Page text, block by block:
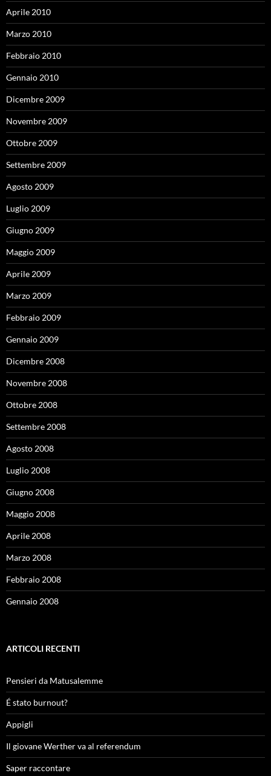
Aprile 2010
Marzo 2010
Febbraio 2010
Gennaio 2010
Dicembre 2009
Novembre 2009
Ottobre 2009
Settembre 2009
Agosto 2009
Luglio 2009
Giugno 2009
Maggio 2009
Aprile 2009
Marzo 2009
Febbraio 2009
Gennaio 2009
Dicembre 2008
Novembre 2008
Ottobre 2008
Settembre 2008
Agosto 2008
Luglio 2008
Giugno 2008
Maggio 2008
Aprile 2008
Marzo 2008
Febbraio 2008
Gennaio 2008
ARTICOLI RECENTI
Pensieri da Matusalemme
É stato burnout?
Appigli
Il giovane Werther va al referendum
Saper raccontare